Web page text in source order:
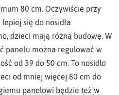
80 cm. Oczywiście przy
się do nosidła
dzieci mają różną budowę. W
panelu można regulować w
od 39 do 50 cm. To nosidło
od mniej więcej 80 cm do
panelowi będzie też w